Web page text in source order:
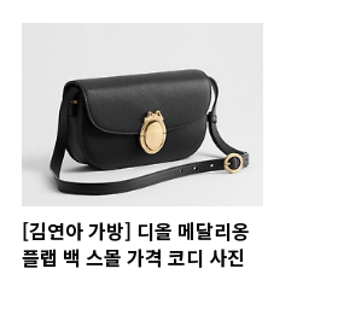
[김연아 가방] 디올 메달리옹
플랩 백 스몰 가격 코디 사진